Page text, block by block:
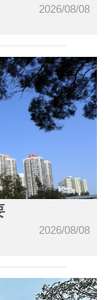
2026/08/08
2026/08/08